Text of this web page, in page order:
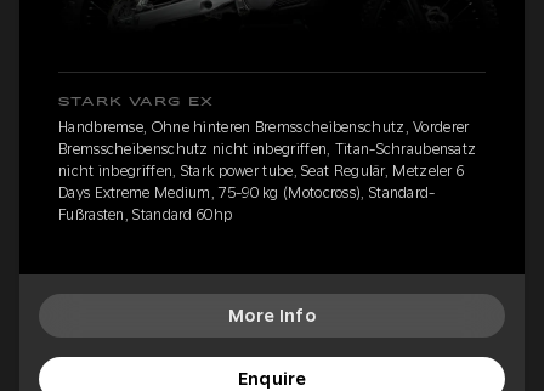
STARK VARG EX
Handbremse, Ohne hinteren Bremsscheibenschutz, Vorderer
Bremsscheibenschutz nicht inbegriffen, Titan-Schraubensatz
nicht inbegriffen, Stark power tube, Seat Regulär, Metzeler 6
Days Extreme Medium, 75-90 kg (Motocross), Standard-
Fußrasten, Standard 60hp
More Info
Enquire